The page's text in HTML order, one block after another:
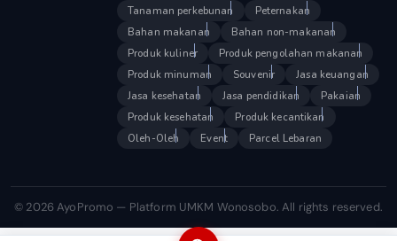
Tanaman perkebunan
Peternakan
Bahan makanan
Bahan non-makanan
Produk kuliner
Produk pengolahan makanan
Produk minuman
Souvenir
Jasa keuangan
Jasa kesehatan
Jasa pendidikan
Pakaian
Produk kesehatan
Produk kecantikan
Oleh-Oleh
Event Parcel Lebaran
© 2026 AyoPromo — Platform UMKM Wonosobo. All rights reserved.